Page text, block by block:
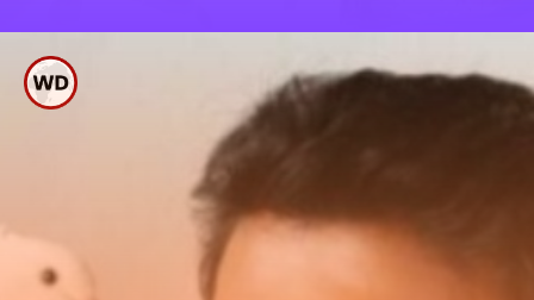
ಪ್ರತಿಷ್ಠಿತ ಸೈಮಾ ಅವಾರ್ಡ್ಸ್
ಪ್ರಕಟ